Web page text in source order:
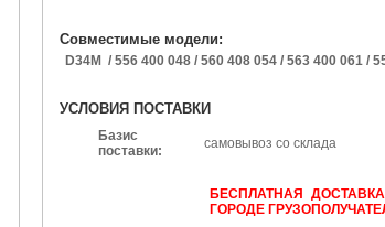
Совместимые модели:
D34M / 556 400 048 / 560 408 054 / 563 400 061 /
УСЛОВИЯ ПОСТАВКИ
Базис
поставки:
самовывоз со склада
БЕСПЛАТНАЯ
ГОРОДЕ